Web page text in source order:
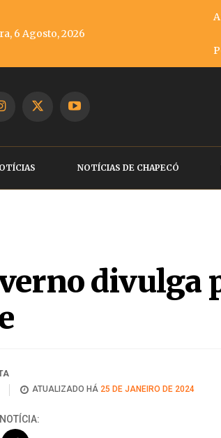
6 Agosto, 2026
NOTÍCIAS DE CHAPECÓ
ATUALIZADO HÁ 25 DE JANEIRO DE 2024